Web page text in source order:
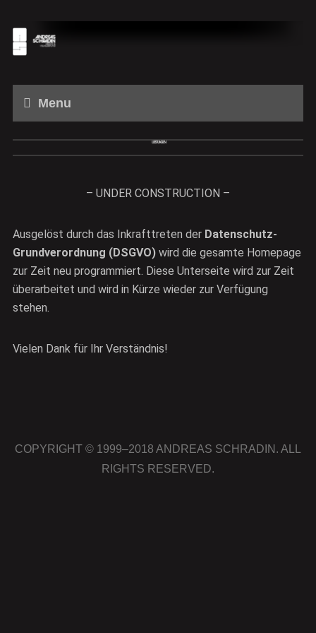
Menu
LEISTUNGEN
– UNDER CONSTRUCTION –
Ausgelöst durch das Inkrafttreten der Datenschutz-
Grundverordnung (DSGVO)wird die gesamte Homepage
zur Zeit neu programmiert. Diese Unterseite wird zur Zeit
überarbeitet und wird in Kürze wieder zur Verfügung
stehen.
Vielen Dank für Ihr Verständnis!
COPYRIGHT © 1999–2018 ANDREAS SCHRADIN. ALL
RIGHTS RESERVED.